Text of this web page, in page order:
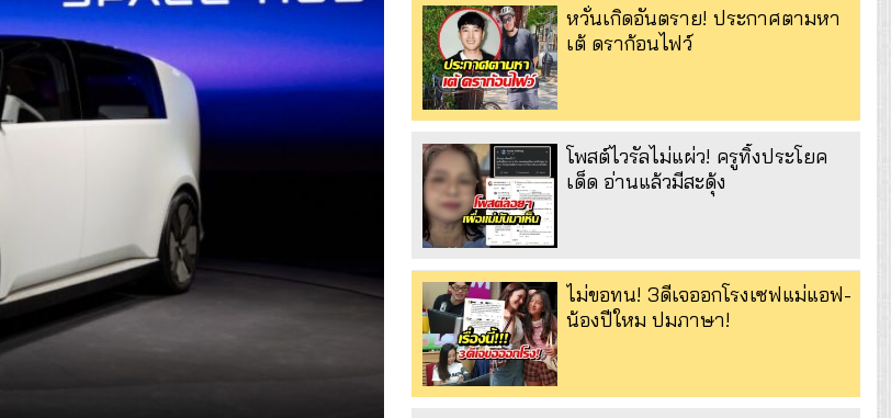
หวั่นเกิดอันตราย! ประกาศตามหา
เต้ ดราก้อนไฟว์
โพสต์ไวรัลไม่แผ่ว! ครูทิ้งประโยค
เด็ด อ่านแล้วมีสะดุ้ง
ไม่ขอทน! 3ดีเจออกโรงเซฟแม่แอฟ-
น้องปีใหม ปมภาษา!